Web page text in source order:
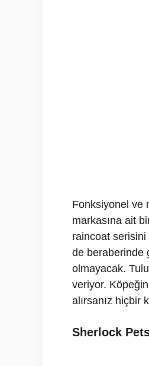
Fonksiyonel ve
markasına ait
raincoat
de beraberinde
olmayacak.
veriyor.
alırsanız hiçbir
Sherlock